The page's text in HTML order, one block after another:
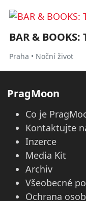
BAR & BOOKS:
Praha • Noční život
PragMoon
Co je
Kontaktujte
Inzerce
Media Kit
Archiv
Všeobecné
Ochrana